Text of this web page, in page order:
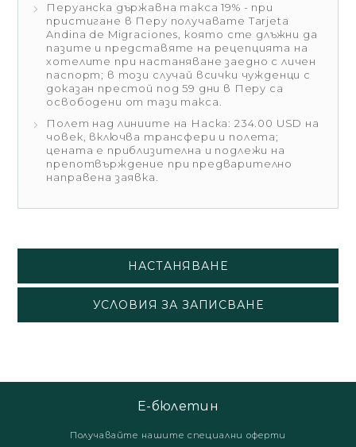
Перуанска държавна такса 19% - при
пристигане в Перу получавате Tarjeta
Andina de Migraciones, която сте длъжни да
пазите и представяте на рецепцията на
хотелите при настаняване заедно с личен
паспорт; в този случай всички чужденци с
доказан престой под 59 дни в Перу са
освободени от тази такса.
Полет над линиите на Наска: 234.00 USD на
човек, включва трансфери и полета;
цената е приблизителна и подлежи на
препотвърждение при предварително
направена заявка.
НАСТАНЯВАНЕ
УСЛОВИЯ ЗА ЗАПИСВАНЕ
Е-бюлетин
Получавайте нашите специални оферти